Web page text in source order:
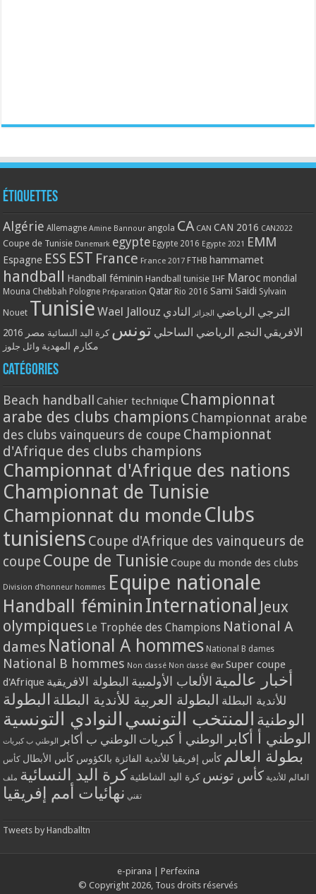
Étiquettes
Algérie Allemagne Amine Bannour angola CA CAN CAN 2016 CAN2022
Coupe de Tunisie Danemark egypte Egypte 2016 Egypte 2021 EMM
Espagne ESS EST France France 2017 FTHB hammamet
handball Handball féminin Handball tunisie IHF Maroc mondial
Mouna Chebbah Pologne Préparation Qatar Rio 2016 Sami Saidi Sylvain
Nouet Tunisie Wael Jallouz الترجي الرياضي الجزائر النادي
الافريقي النجم الرياضي الساحلي تونس كرة اليد النسائية مصر 2016
مكارم المهدية وائل جلوز
Catégories
Beach handball Cahier technique Championnat
arabe des clubs champions Championnat arabe
des clubs vainqueurs de coupe Championnat
d'Afrique des clubs champions
Championnat d'Afrique des nations
Championnat de Tunisie
Championnat du monde Clubs
tunisiens Coupe d'Afrique des vainqueurs de
coupe Coupe de Tunisie Coupe du monde des clubs
Division d'honneur hommes Equipe nationale
Handball féminin International Jeux
olympiques Le Trophée des Champions National A
dames National A hommes National B dames
National B hommes Non classé Non classé @ar Super coupe
d'Afrique
أخبار عالمية الألعاب الأولمبية البطولة الافريقية
للأندية البطلة البطولة العربية للأندية البطلة البطولة
الوطنية المنتخب التونسي النوادي التونسية
الوطني أ أكابر الوطني أ كبريات الوطني ب أكابر الوطني ب كبريات
بطولة العالم كأس إفريقيا للأندية الفائزة بالكؤوس كأس الأبطال كأس
العالم للأندية كأس تونس كرة اليد الشاطئية كرة اليد النسائية ملف
تقني نهائيات أمم إفريقيا
Tweets by Handballtn
e-pirana
Perfexina
© Copyright 2026, Tous droits réservés